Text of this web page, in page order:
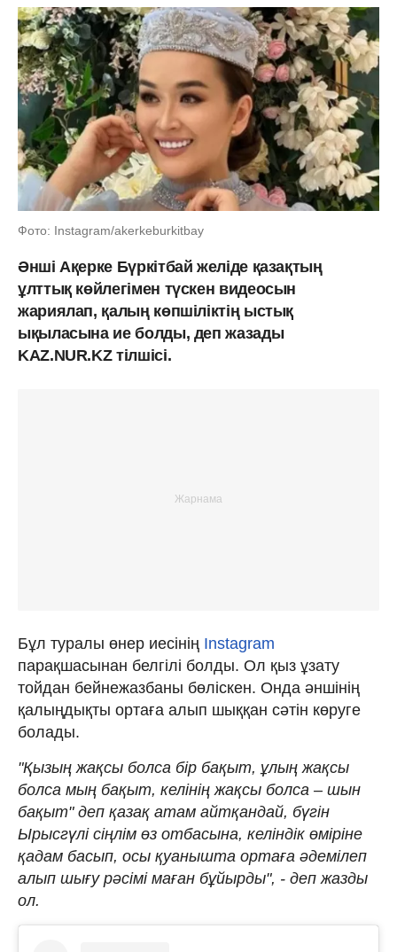
Фото: Instagram/akerkeburkitbay
Әнші Ақерке Бүркітбай желіде қазақтың
ұлттық көйлегімен түскен видеосын
жариялап, қалың көпшіліктің ыстық
ықыласына ие болды, деп жазады
KAZ.NUR.KZ тілшісі.
Бұл туралы өнер иесінің Instagram
парақшасынан белгілі болды. Ол қыз ұзату
тойдан бейнежазбаны бөліскен. Онда әншінің
қалыңдықты ортаға алып шыққан сәтін көруге
болады.
"Қызың жақсы болса бір бақыт, ұлың жақсы
болса мың бақыт, келінің жақсы болса – шын
бақыт" деп қазақ атам айтқандай, бүгін
Ырысгүлі сіңлім өз отбасына, келіндік өміріне
қадам басып, осы қуанышта ортаға әдемілеп
алып шығу рәсімі маған бұйырды", - деп жазды
ол.